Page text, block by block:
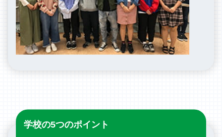
学校の5つのポイント